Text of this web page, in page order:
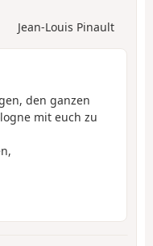
Jean-Louis Pinault
den ganzen
mit euch zu